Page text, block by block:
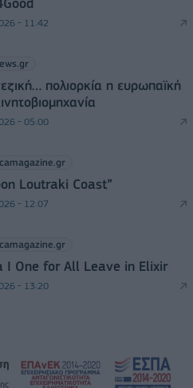
- 11:42
πολιορκία η ευρωπαϊκή
- 05:00
Loutraki Coast”
- 12:07
I One for All Leave in Elixir
- 13:20